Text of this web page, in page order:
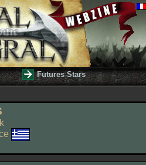
Futures Stars